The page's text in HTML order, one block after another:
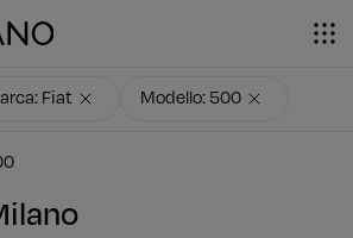
Fiat Modello: 500